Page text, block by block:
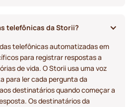
telefônicas da Storii?
telefônicas automatizadas em
para registrar respostas a
de vida. O Storii usa uma voz
para ler cada pergunta da
destinatários quando começar a
Os destinatários da